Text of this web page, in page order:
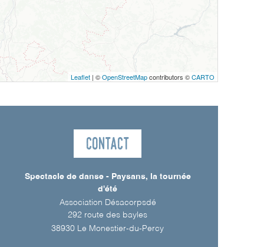
Leaflet | ©OpenStreetMapcontributors ©CARTO
Contact
Spectacle de danse - Paysans, la tournée
d'été
Association Désacorpsdé
292 route des bayles
38930 Le Monestier-du-Percy